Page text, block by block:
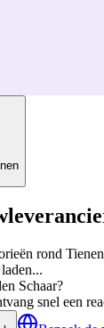
rond Tienen
Schaar?
snel een